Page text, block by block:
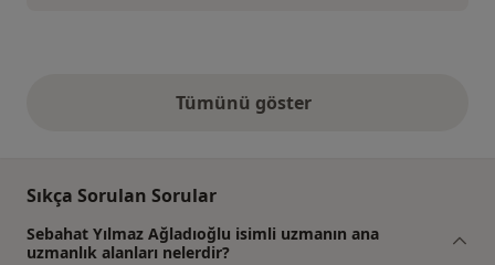
Tümünü gösteryukarıdaki görüşler
Sıkça Sorulan Sorular
Sebahat Yılmaz Ağladıoğlu isimli uzmanın ana
uzmanlık alanları nelerdir?